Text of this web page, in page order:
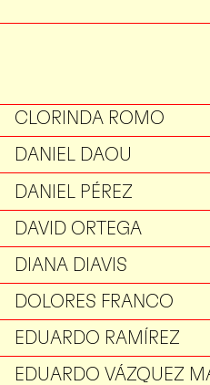
CLORINDA ROMO
DANIEL DAOU
DANIEL PÉREZ
DAVID ORTEGA
DIANA DIAVIS
DOLORES FRANCO
EDUARDO RAMÍREZ
EDUARDO VÁZQUEZ